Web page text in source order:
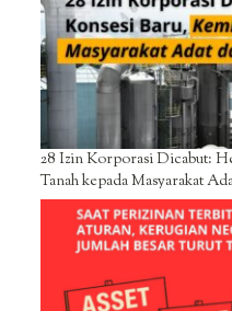
28 Izin Korporasi Dicabut:
Tanah kepada Masyarakat